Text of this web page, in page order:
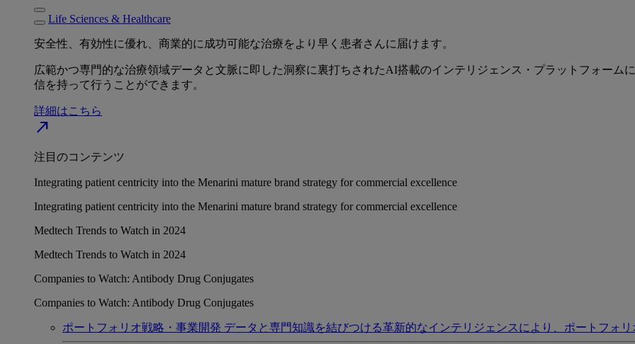
Life Sciences & Healthcare
安全性、有効性に優れ、商業的に成功可能な治療をより早く患者さんに届けます。
広範かつ専門的な治療領域データと文脈に即した洞察に裏打ちされたAI搭載のインテリジェンス・プラットフォーム
信を持って行うことができます。
詳細はこちら
north_east
注目のコンテンツ
Integrating patient centricity into the Menarini mature brand strategy for commercial excellence
Integrating patient centricity into the Menarini mature brand strategy for commercial excellence
Medtech Trends to Watch in 2024
Medtech Trends to Watch in 2024
Companies to Watch: Antibody Drug Conjugates
Companies to Watch: Antibody Drug Conjugates
ポートフォリオ戦略・事業開発 データと専門知識を結びつける革新的なインテリジェンスにより、ポートフォリ